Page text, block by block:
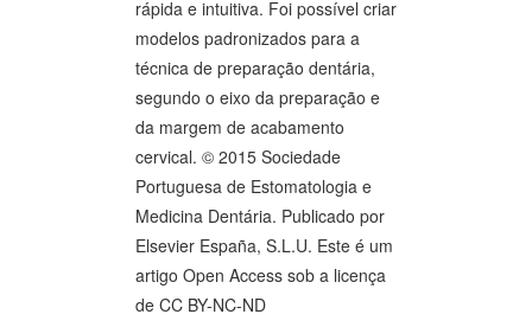
rápida e intuitiva. Foi possível criar
modelos padronizados para a
técnica de preparação dentária,
segundo o eixo da preparação e
da margem de acabamento
cervical. © 2015 Sociedade
Portuguesa de Estomatologia e
Medicina Dentária. Publicado por
Elsevier España, S.L.U. Este é um
artigo Open Access sob a licença
de CC BY-NC-ND